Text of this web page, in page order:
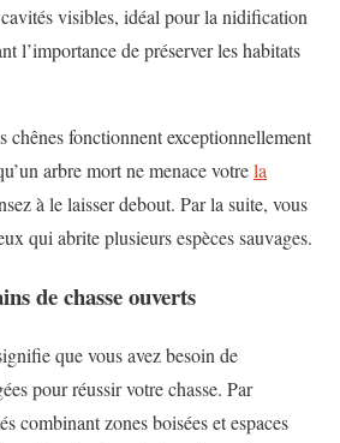
visibles, idéal pour la nidification
l’importance de préserver les habitats
chênes fonctionnent exceptionnellement
arbre mort ne menace votrela
à le laisser debout. Par la suite, vous
qui abrite plusieurs espèces sauvages.
de chasse ouverts
que vous avez besoin de
pour réussir votre chasse. Par
combinant zones boisées et espaces